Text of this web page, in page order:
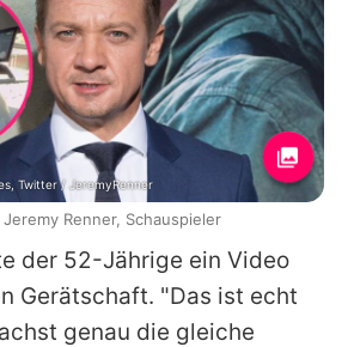
der 52-Jährige ein Video
Gerätschaft. "Das ist echt
genau die gleiche
Twitter / JeremyRenner
Renner, Schauspieler